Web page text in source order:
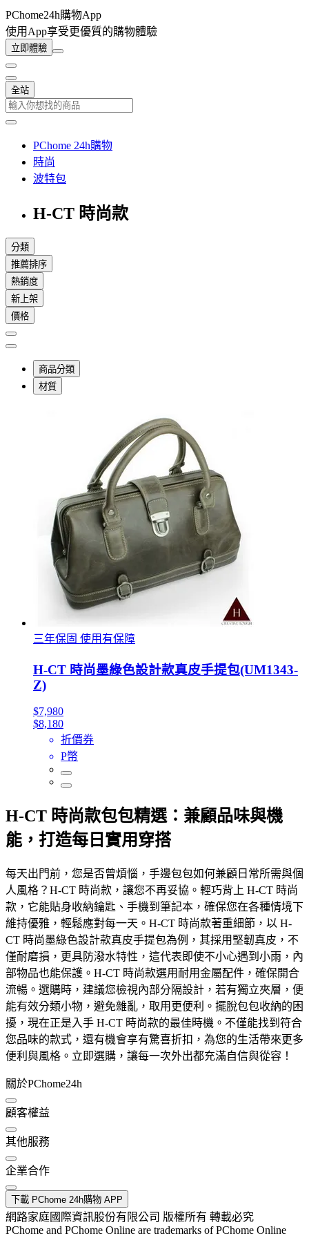
PChome24h購物App
使用App享受更優質的購物體驗
立即體驗
全站
PChome 24h購物
時尚
波特包
H-CT 時尚款
分類
推薦排序
熱銷度
新上架
價格
商品分類
材質
三年保固 使用有保障
H-CT 時尚墨綠色設計款真皮手提包(UM1343-
Z)
$7,980
$8,180
折價券
P幣
H-CT 時尚款包包精選：兼顧品味與機
能，打造每日實用穿搭
每天出門前，您是否曾煩惱，手邊包包如何兼顧日常所需與個
人風格？H-CT 時尚款，讓您不再妥協。輕巧背上 H-CT 時尚
款，它能貼身收納鑰匙、手機到筆記本，確保您在各種情境下
維持優雅，輕鬆應對每一天。H-CT 時尚款著重細節，以 H-
CT 時尚墨綠色設計款真皮手提包為例，其採用堅韌真皮，不
僅耐磨損，更具防潑水特性，這代表即使不小心遇到小雨，內
部物品也能保護。H-CT 時尚款選用耐用金屬配件，確保開合
流暢。選購時，建議您檢視內部分隔設計，若有獨立夾層，便
能有效分類小物，避免雜亂，取用更便利。擺脫包包收納的困
擾，現在正是入手 H-CT 時尚款的最佳時機。不僅能找到符合
您品味的款式，還有機會享有驚喜折扣，為您的生活帶來更多
便利與風格。立即選購，讓每一次外出都充滿自信與從容！
關於PChome24h
顧客權益
其他服務
企業合作
下載 PChome 24h購物 APP
網路家庭國際資訊股份有限公司 版權所有 轉載必究
PChome and PChome Online are trademarks of PChome Online